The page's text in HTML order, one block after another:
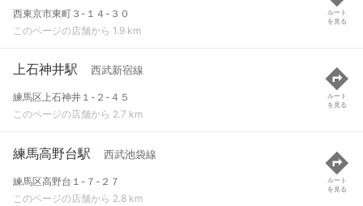
西東京市東町３-１４-３０
このページの店舗から 1.9 km
ルート
を見る
上石神井駅 西武新宿線
練馬区上石神井１-２-４５
このページの店舗から 2.7 km
ルート
を見る
練馬高野台駅 西武池袋線
練馬区高野台１-７-２７
このページの店舗から 2.8 km
ルート
を見る